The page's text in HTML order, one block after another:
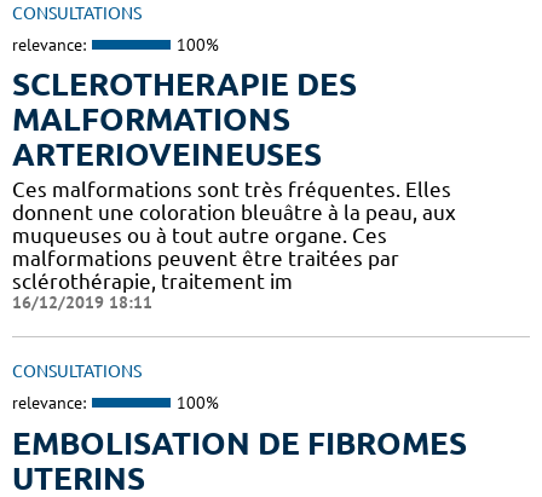
CONSULTATIONS
relevance: 100%
SCLEROTHERAPIE DES
MALFORMATIONS
ARTERIOVEINEUSES
Ces malformations sont très fréquentes. Elles
donnent une coloration bleuâtre à la peau, aux
muqueuses ou à tout autre organe. Ces
malformations peuvent être traitées par
sclérothérapie, traitement im
16/12/2019 18:11
CONSULTATIONS
relevance: 100%
EMBOLISATION DE FIBROMES
UTERINS